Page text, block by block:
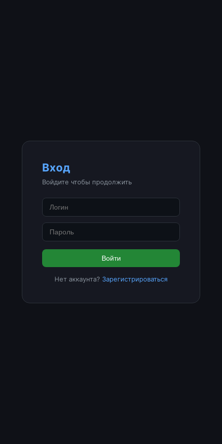
Вход
Войдите чтобы продолжить
Войти
Нет аккаунта? Зарегистрироваться